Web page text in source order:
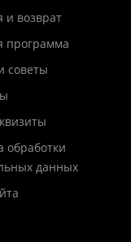
и возврат
программа
советы
обработки
данных